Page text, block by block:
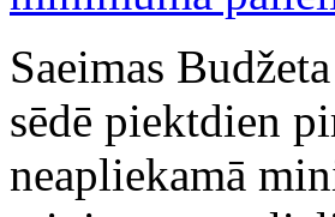
Saeimas
sēdē piektdien
neapliekamā